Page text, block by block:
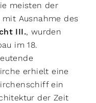
meisten der
Ausnahme des
III., wurden
im 18.
erhielt eine
ein
der Zeit